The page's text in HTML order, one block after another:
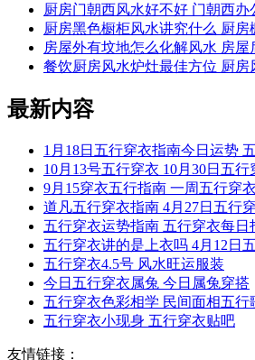
厨房门朝西风水好不好 门朝西办
厨房黑色橱柜风水讲究什么 厨
房屋外有坟地怎么化解风水 房
餐饮厨房风水炉灶最佳方位 厨房
最新内容
1月18日五行穿衣指南今日运势
10月13号五行穿衣 10月30日五行
9月15穿衣五行指南 一周五行穿
道凡五行穿衣指南 4月27日五行
五行穿衣运势指南 五行穿衣每日
五行穿衣讲的是上衣吗 4月12日
五行穿衣4.5号 风水旺运服装
今日五行穿衣属兔 今日属兔穿搭
五行穿衣色彩相学 民间面相五行
五行穿衣小现身 五行穿衣贴吧
友情链接：